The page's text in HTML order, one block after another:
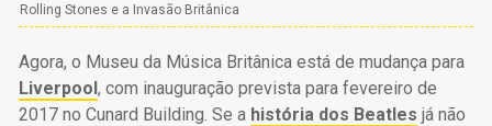
Rolling Stones e a Invasão Britânica
Agora, o Museu da Música Britânica está de mudança para
Liverpool, com inauguração prevista para fevereiro de
2017 no Cunard Building. Se a história dos Beatles já não